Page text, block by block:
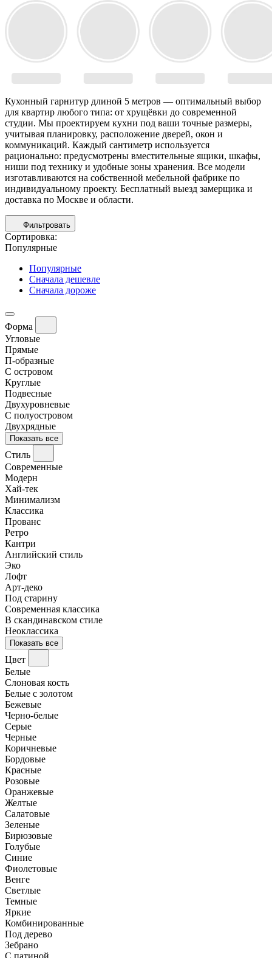
Кухонный гарнитур длиной 5 метров — оптимальный выбор
для квартир любого типа: от хрущёвки до современной
студии. Мы проектируем кухни под ваши точные размеры,
учитывая планировку, расположение дверей, окон и
коммуникаций. Каждый сантиметр используется
рационально: предусмотрены вместительные ящики, шкафы,
ниши под технику и удобные зоны хранения. Все модели
изготавливаются на собственной мебельной фабрике по
индивидуальному проекту. Бесплатный выезд замерщика и
доставка по Москве и области.
Фильтровать
Сортировка:
Популярные
Популярные
Сначала дешевле
Сначала дороже
Форма
Угловые
Прямые
П-образные
С островом
Круглые
Подвесные
Двухуровневые
С полуостровом
Двухрядные
Показать все
Стиль
Современные
Модерн
Хай-тек
Минимализм
Классика
Прованс
Ретро
Кантри
Английский стиль
Эко
Лофт
Арт-деко
Под старину
Современная классика
В скандинавском стиле
Неоклассика
Показать все
Цвет
Белые
Слоновая кость
Белые с золотом
Бежевые
Черно-белые
Серые
Черные
Коричневые
Бордовые
Красные
Розовые
Оранжевые
Желтые
Салатовые
Зеленые
Бирюзовые
Голубые
Синие
Фиолетовые
Венге
Светлые
Темные
Яркие
Комбинированные
Под дерево
Зебрано
С патиной